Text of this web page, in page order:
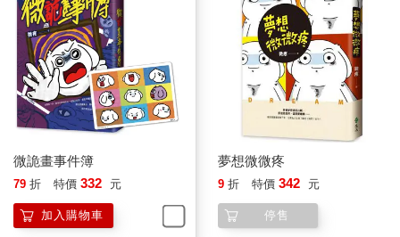
微詭畫事件簿
79 折 特價 332 元
加入購物車
夢想微微疼
9 折 特價 342 元
停售